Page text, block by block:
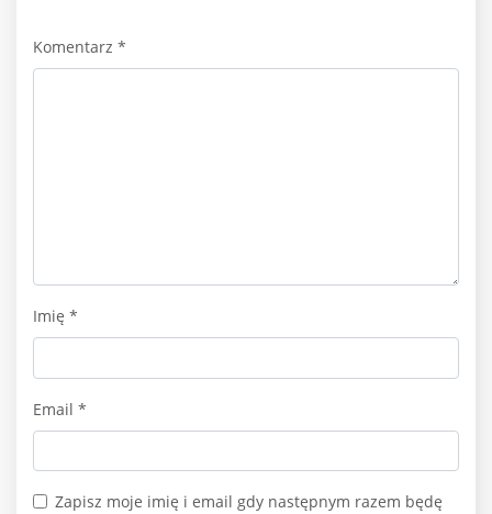
Komentarz *
Imię *
Email *
Zapisz moje imię i email gdy następnym razem będę